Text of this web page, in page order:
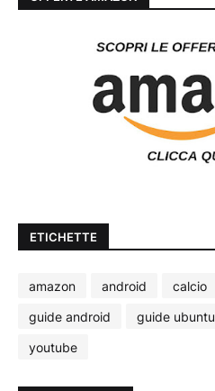
ETICHETTE
amazon android calcio
guide android
guide ubuntu
youtube